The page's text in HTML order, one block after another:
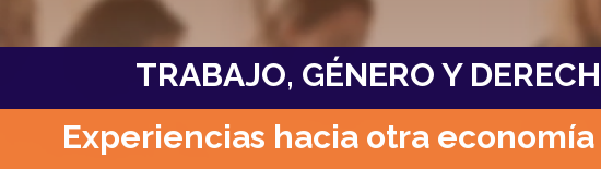
TRABAJO, GÉNERO Y
Experiencias hacia otra